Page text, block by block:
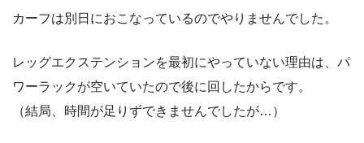
カーフは別日におこなっているのでやりませんでした。
レッグエクステンションを最初にやっていない理由は、パ
ワーラックが空いていたので後に回したからです。
（結局、時間が足りずできませんでしたが…）